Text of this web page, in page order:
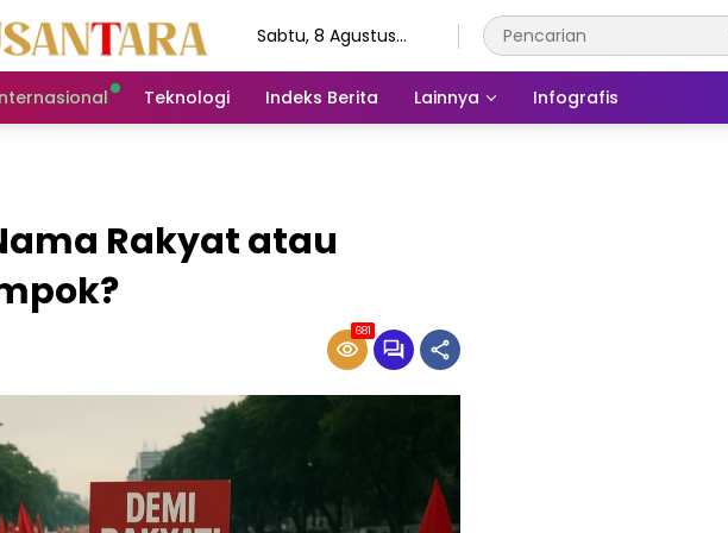
Sabtu, 8 Agustus
Teknologi Indeks Berita Lainnya Infografis
Rakyat atau
681